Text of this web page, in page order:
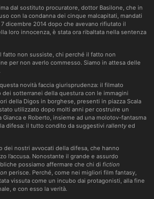
dal sostituto procuratore, dottor Basilone, che in
con la condanna dei cinque malcapitati, mandati
dicembre 2014 dopo che avevano rifiutato il
loro innocenza, è stata ora ribaltata nella sentenza
fatto non sussiste, chi perché il fatto non
per non averlo commesso. Siamo in attesa delle
novità faccia giurisprudenza: il filmato
sotterranei della questura con le immagini
della Digos in borghese, presenti in piazza Scala
utilizzato dopo molti anni per costruire un
Gianca e Roberto, insieme ad una molotov-fantasma
difesa: il tutto condito da suggestivi rallenty ed
dei nostri avvocati della difesa, che hanno
l’accusa. Nonostante il grande e assurdo
possiamo affermare che chi di fiction
perisce. Perché, come nei migliori film fantasy,
vissuta come un incubo dai protagonisti, alla fine
e con esso la verità.